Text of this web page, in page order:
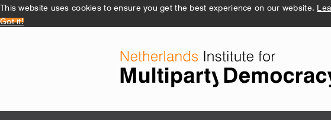
This website uses cookies to ensure you get the best experience on our website.
Got it!